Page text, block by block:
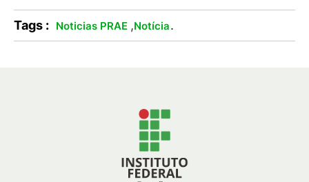
Tags : Noticias PRAE ,Notícia.